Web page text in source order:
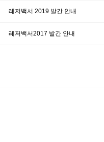
레저백서 2019 발간 안내
레저백서2017 발간 안내